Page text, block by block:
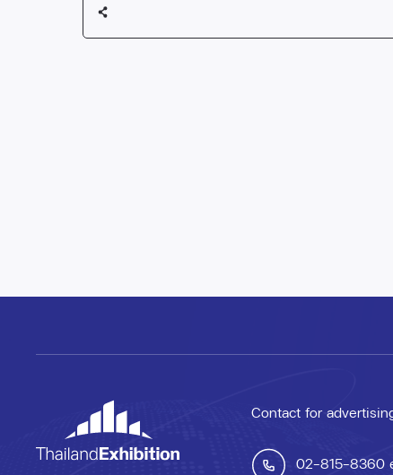
Contact for
02-815-8360